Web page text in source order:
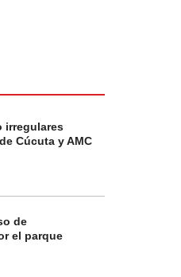
irregulares
Cúcuta y AMC
de
el parque